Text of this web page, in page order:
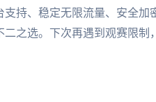
持、稳定无限流量、安全加
之选。下次再遇到观赛限制